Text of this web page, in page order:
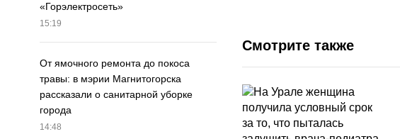
«Горэлектросеть»
15:19
От ямочного ремонта до покоса
травы: в мэрии Магнитогорска
рассказали о санитарной уборке
города
14:48
Смотрите также